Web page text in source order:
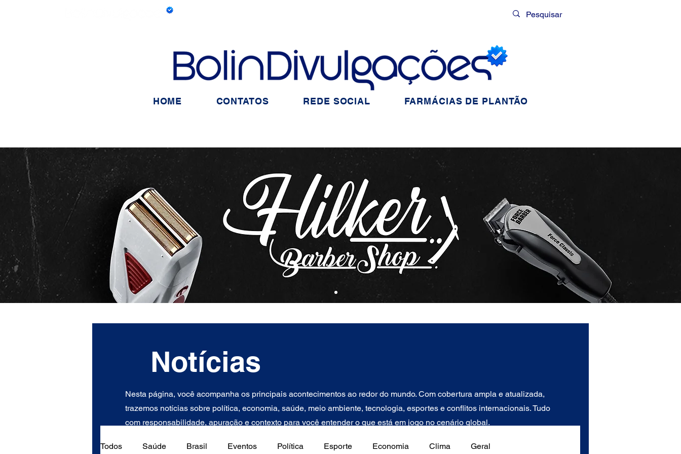
Notícias
Nesta página, você acompanha os principais acontecimentos ao redor do mundo. Com cobertura ampla e atualizada,
trazemos notícias sobre política, economia, saúde, meio ambiente, tecnologia, esportes e conflitos internacionais. Tudo
com responsabilidade, apuração e contexto para você entender o que está em jogo no cenário global.
Todos Saúde Brasil Eventos Política Esporte Economia Clima Geral
HOME CONTATOS REDE SOCIAL FARMÁCIAS DE PLANTÃO